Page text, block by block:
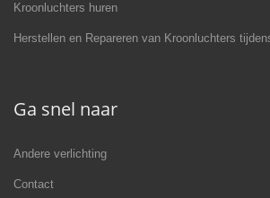
Kroonluchters huren
Herstellen en Repareren van Kroonluchters
Ga snel naar
Andere verlichting
Contact